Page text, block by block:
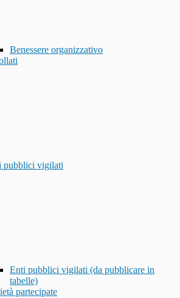
Benessere organizzativo
pubblici vigilati
Enti pubblici vigilati (da pubblicare in
tabelle)
partecipate